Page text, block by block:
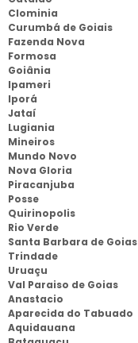
Clominia
Curumbá de Goiais
Fazenda Nova
Formosa
Goiânia
Ipameri
Iporá
Jataí
Lugiania
Mineiros
Mundo Novo
Nova Gloria
Piracanjuba
Posse
Quirinopolis
Rio Verde
Santa Barbara de Goias
Trindade
Uruaçu
Val Paraiso de Goias
Anastacio
Aparecida do Tabuado
Aquidauana